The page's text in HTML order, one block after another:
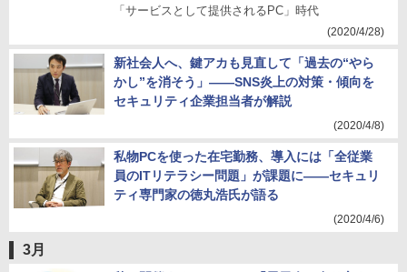
「サービスとして提供されるPC」時代
(2020/4/28)
新社会人へ、鍵アカも見直して「過去の“やら
かし”を消そう」――SNS炎上の対策・傾向を
セキュリティ企業担当者が解説
(2020/4/8)
私物PCを使った在宅勤務、導入には「全従業
員のITリテラシー問題」が課題に――セキュリ
ティ専門家の徳丸浩氏が語る
(2020/4/6)
3月